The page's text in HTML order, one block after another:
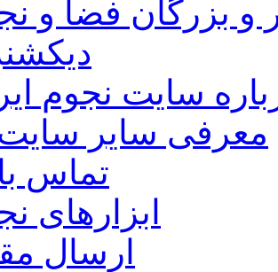
و بزرگان فضا و
سایت نجوم
معرفی سایر
تماس
ابزارهای
ارسال